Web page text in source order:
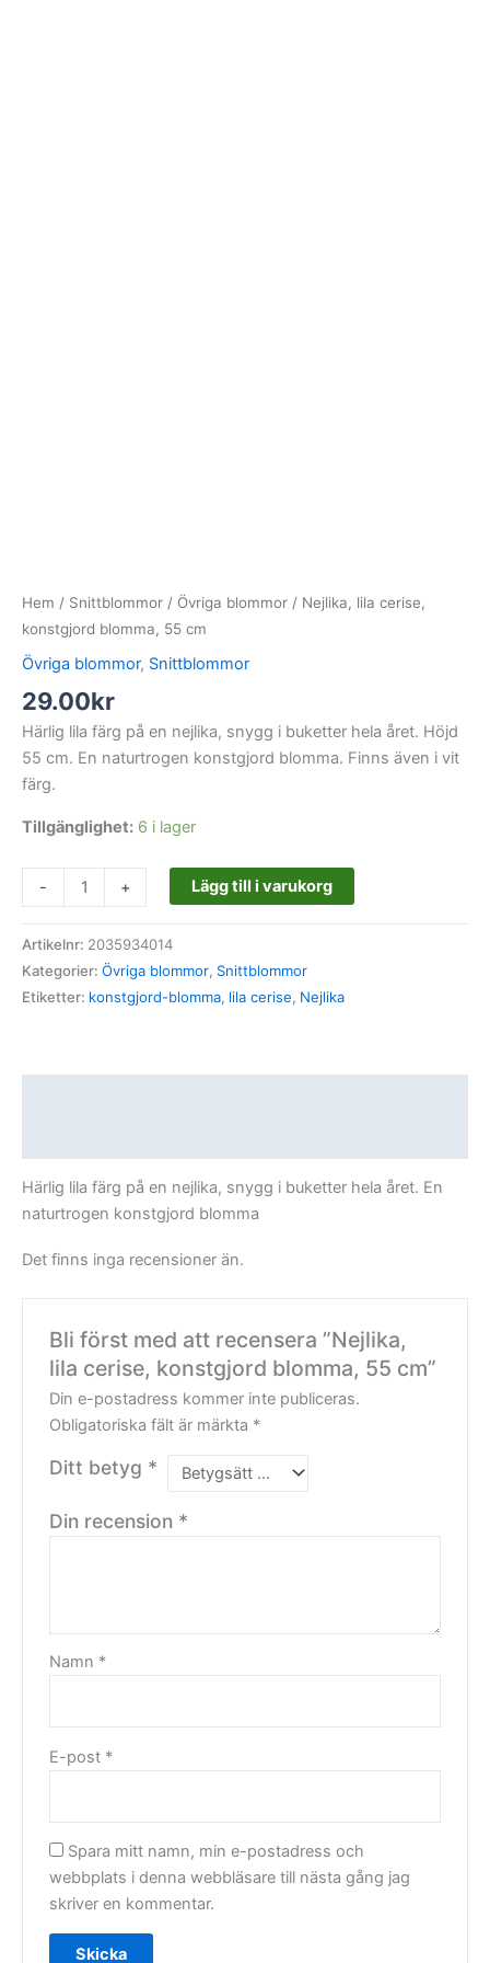
Hem / Snittblommor / Övriga blommor / Nejlika, lila cerise,
konstgjord blomma, 55 cm
Övriga blommor, Snittblommor
29.00kr
Härlig lila färg på en nejlika, snygg i buketter hela året. Höjd
55 cm. En naturtrogen konstgjord blomma. Finns även i vit
färg.
Tillgänglighet: 6 i lager
- + Lägg till i varukorg
Artikelnr: 2035934014
Kategorier: Övriga blommor, Snittblommor
Etiketter: konstgjord-blomma, lila cerise, Nejlika
Härlig lila färg på en nejlika, snygg i buketter hela året. En
naturtrogen konstgjord blomma
Det finns inga recensioner än.
Bli först med att recensera ”Nejlika,
lila cerise, konstgjord blomma, 55 cm”
Din e-postadress kommer inte publiceras.
Obligatoriska fält är märkta *
Ditt betyg *
Din recension *
Namn *
E-post *
Spara mitt namn, min e-postadress och
webbplats i denna webbläsare till nästa gång jag
skriver en kommentar.